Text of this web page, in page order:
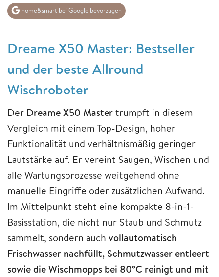
home&smart bei Google bevorzugen
Dreame X50 Master: Bestseller
und der beste Allround
Wischroboter
Der Dreame X50 Mastertrumpft in diesem
Vergleich mit einem Top-Design, hoher
Funktionalität und verhältnismäßig geringer
Lautstärke auf. Er vereint Saugen, Wischen und
alle Wartungsprozesse weitgehend ohne
manuelle Eingriffe oder zusätzlichen Aufwand.
Im Mittelpunkt steht eine kompakte 8-in-1-
Basisstation, die nicht nur Staub und Schmutz
sammelt, sondern auch vollautomatisch
Frischwasser nachfüllt, Schmutzwasser entleert
sowie die Wischmopps bei 80°C reinigt und mit